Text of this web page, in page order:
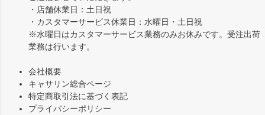
・店舗休業日：土日祝
・カスタマーサービス休業日：水曜日・土日祝
※水曜日はカスタマーサービス業務のみお休みです。受注出荷
業務は行います。
会社概要
キャサリン総合ページ
特定商取引法に基づく表記
プライバシーポリシー